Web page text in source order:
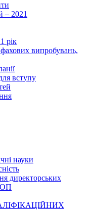
– 2021
рік
випробувань,
вступу
науки
директорських
ОП